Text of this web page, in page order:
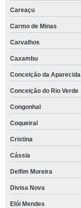
Careaçu
Carmo de Minas
Carvalhos
Caxambu
Conceição da Aparecida
Conceição do Rio Verde
Congonhal
Coqueiral
Cristina
Cássia
Delfim Moreira
Divisa Nova
Elói Mendes